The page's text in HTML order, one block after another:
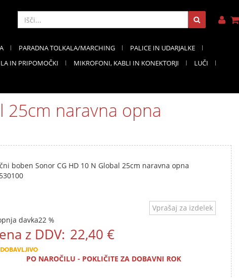
PARADNA TOLKALA/MARCHING
PALICE IN UDARJALKE
IN PRIPOMOČKI MIKROFONI, KABLI IN KONEKTORJI
LUČI
25cm naravna opna
boben Sonor CG HD 10 N Global 25cm naravna opna
Vprašaj za izdelek
davka22 %
z DDV: 22,40 €
PO NAROČILU - POKLIČITE ZA DOBAVNI ROK